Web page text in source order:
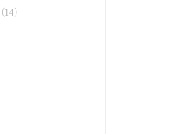
(14)